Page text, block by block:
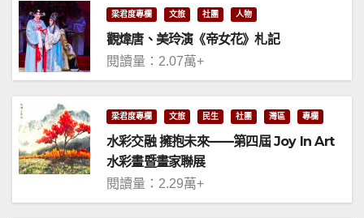
梁君度專欄 文旅 社團 人物
觀煒唐、美玲演《帝女花》札記
閱讀量：2.07萬+
梁君度專欄 文旅 民生 社團 灣區 專欄
水彩交融 擁抱未來——第四屆 Joy In Art
水彩畫暨畫家聯展
閱讀量：2.29萬+